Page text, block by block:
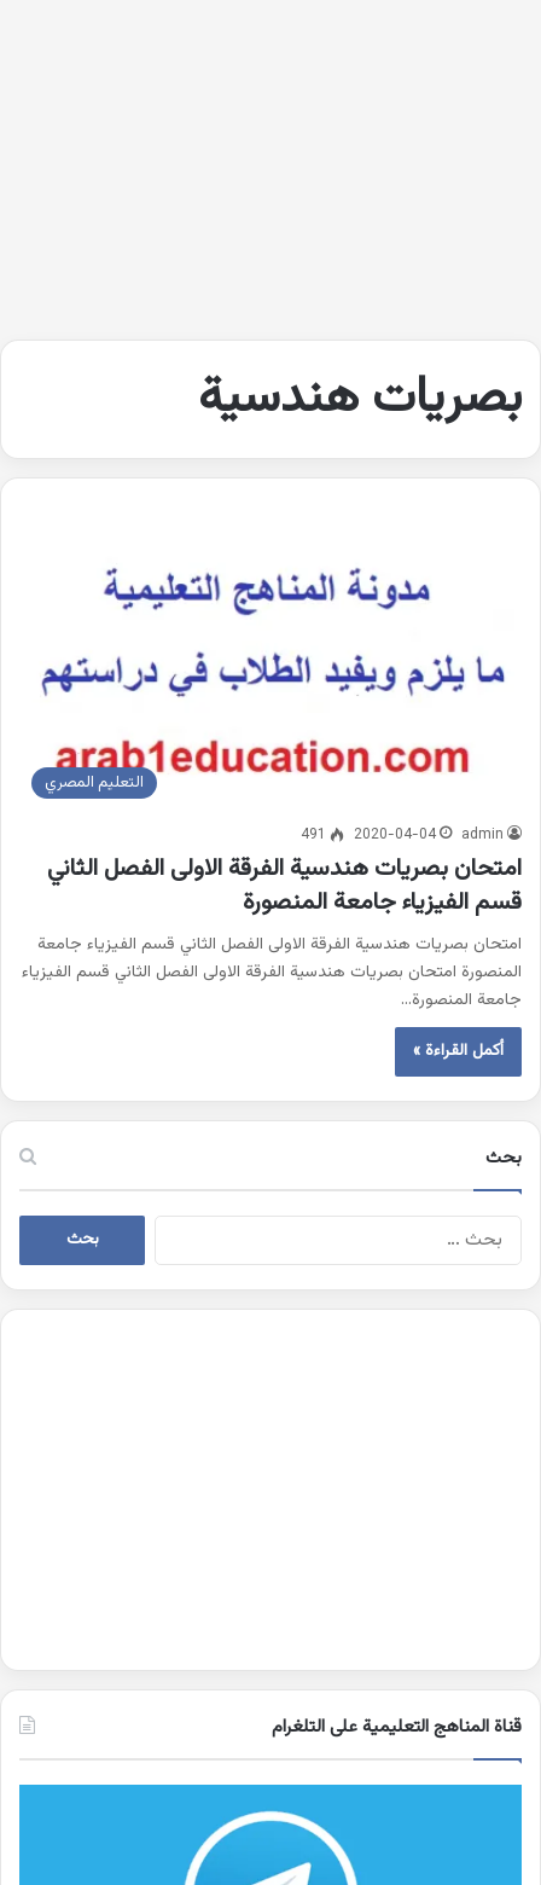
بصريات هندسية
التعليم المصري
admin
2020-04-04
491
امتحان بصريات هندسية الفرقة الاولى الفصل الثاني
قسم الفيزياء جامعة المنصورة
امتحان بصريات هندسية الفرقة الاولى الفصل الثاني قسم الفيزياء جامعة
المنصورة امتحان بصريات هندسية الفرقة الاولى الفصل الثاني قسم الفيزياء
جامعة المنصورة…
أكمل القراءة »
بحث
البحث
قناة المناهج التعليمية على التلغرام